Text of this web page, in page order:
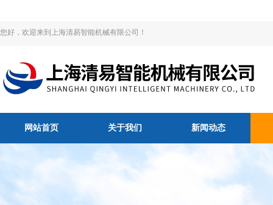
您好，欢迎来到上海清易智能机械有限公司！
网站首页 关于我们 新闻动态